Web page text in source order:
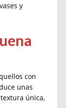
y
con
unas
única,